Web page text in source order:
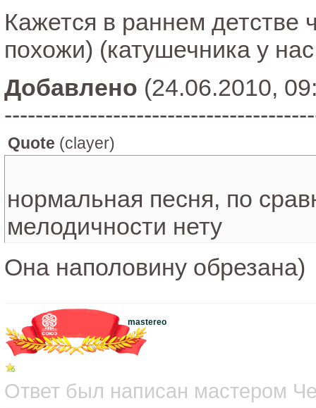
Кажется в раннем
похожи) (катушечника у
Добавлено (24.06.2010,
Quote (clayer)
нормальная песня, по
мелодичности нету
Она наполовину обрезана)
mastereo
Ответ был написан мастером